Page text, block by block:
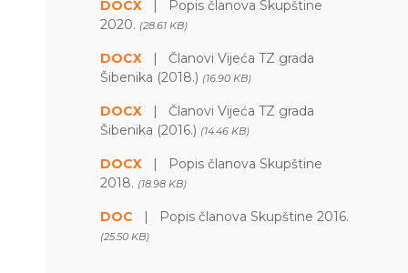
DOCX
Popis članova Skupštine
2020. (28.61 KB)
DOCX | Članovi Vijeća TZ grada
Šibenika (2018.) (16.90 KB)
DOCX | Članovi Vijeća TZ grada
Šibenika (2016.) (14.46 KB)
DOCX |
Popis članova Skupštine
2018. (18.98 KB)
DOC | Popis članova Skupštine 2016.
(25.50 KB)